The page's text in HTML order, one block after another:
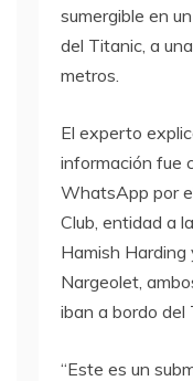
sumergible en
del Titanic, a
metros.
El experto
información fue
WhatsApp por
Club, entidad a
Hamish
Nargeolet,
iban a bordo del
“Este es un